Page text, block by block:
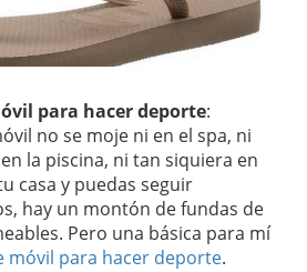
para hacer deporte:
no se moje ni en el spa, ni
la piscina, ni tan siquiera en
casa y puedas seguir
hay un montón de fundas de
Pero una básica para mí
móvil para hacer deporte.